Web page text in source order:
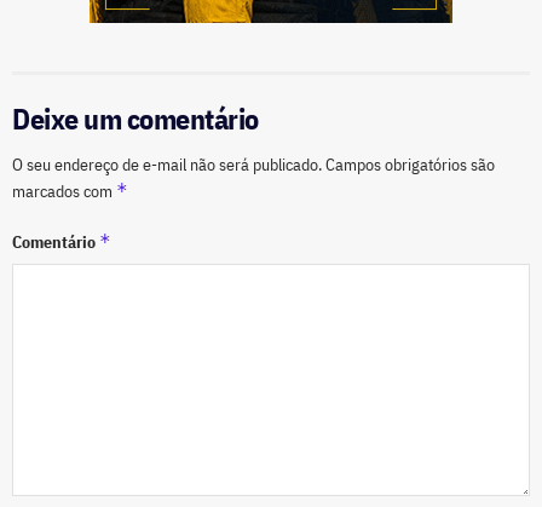
Deixe um comentário
O seu endereço de e-mail não será publicado.Campos obrigatórios são
marcados com *
Comentário *